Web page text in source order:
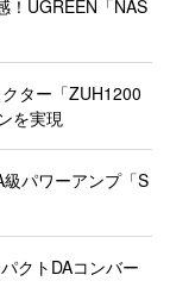
！UGREEN「NAS
ター「ZUH1200
を実現
パワーアンプ「S
クトDAコンバー